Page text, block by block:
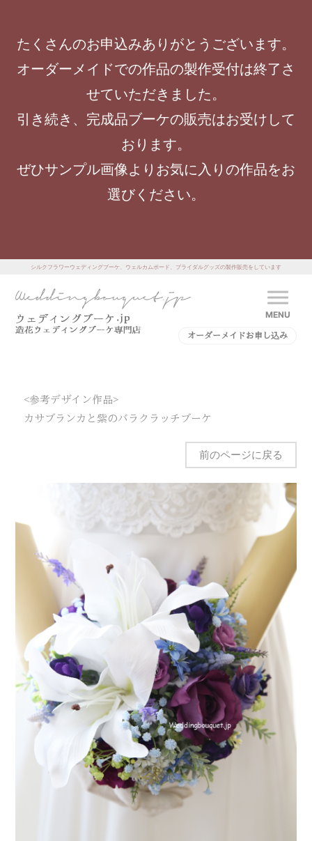
たくさんのお申込みありがとうございます。
オーダーメイドでの作品の製作受付は終了さ
せていただきました。
引き続き、完成品ブーケの販売はお受けして
おります。
ぜひサンプル画像よりお気に入りの作品をお
選びください。
シルクフラワーウェディングブーケ、ウェルカムボード、ブライダルグッズの製作販売をしています
MENU
オーダーメイドお申し込み
<参考デザイン作品>
カサブランカと紫のバラクラッチブーケ
前のページに戻る